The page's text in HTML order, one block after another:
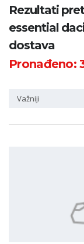
Kategorija
Samo sa
Rezultati
essential
dostava
Pronađeno:
Važniji